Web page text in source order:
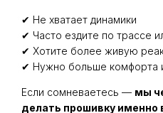
✔ Не хватает динамики
✔ Часто ездите по трассе
✔ Хотите более живую
✔ Нужно больше комфорта
Если сомневаетесь — мы
делать прошивку именно